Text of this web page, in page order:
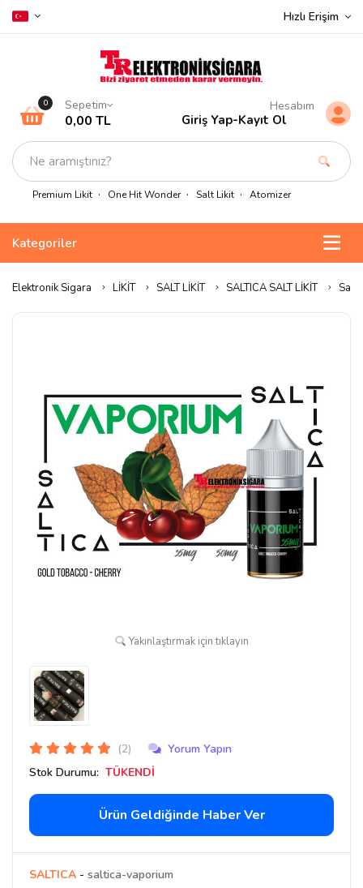
Hızlı Erişim
Premium Likit One Hit Wonder Salt Likit Atomizer
0 Sepetim
0,00 TL
Hesabım
Giriş Yap-Kayıt Ol
Kategoriler
Elektronik Sigara LİKİT SALT LİKİT SALTICA SALT LİKİT
Yakınlaştırmak için tıklayın
(2)
Yorum Yapın
Stok Durumu: TÜKENDİ
Ürün Geldiğinde Haber Ver
SALTICA - saltica-vaporium